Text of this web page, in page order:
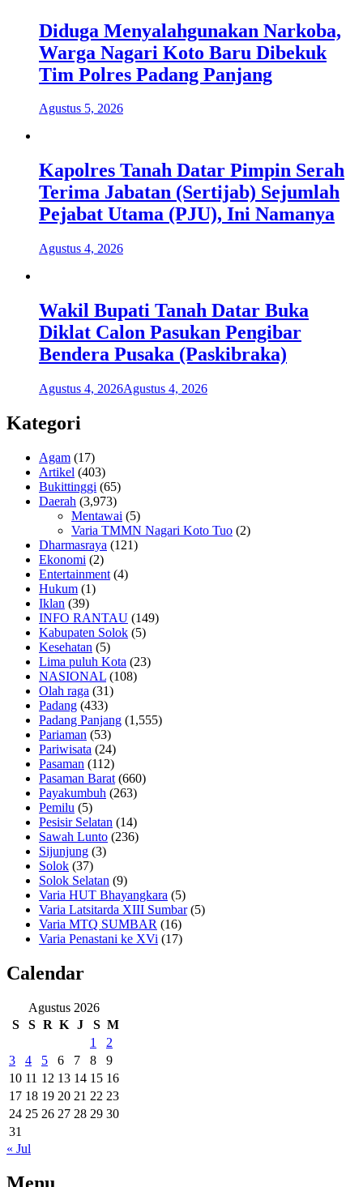
Diduga Menyalahgunakan Narkoba,
Warga Nagari Koto Baru Dibekuk
Tim Polres Padang Panjang
Agustus 5, 2026
Kapolres Tanah Datar Pimpin Serah
Terima Jabatan (Sertijab) Sejumlah
Pejabat Utama (PJU), Ini Namanya
Agustus 4, 2026
Wakil Bupati Tanah Datar Buka
Diklat Calon Pasukan Pengibar
Bendera Pusaka (Paskibraka)
Agustus 4, 2026Agustus 4, 2026
Kategori
Agam (17)
Artikel (403)
Bukittinggi (65)
Daerah (3,973)
Mentawai (5)
Varia TMMN Nagari Koto Tuo (2)
Dharmasraya (121)
Ekonomi (2)
Entertainment (4)
Hukum (1)
Iklan (39)
INFO RANTAU (149)
Kabupaten Solok (5)
Kesehatan (5)
Lima puluh Kota (23)
NASIONAL (108)
Olah raga (31)
Padang (433)
Padang Panjang (1,555)
Pariaman (53)
Pariwisata (24)
Pasaman (112)
Pasaman Barat (660)
Payakumbuh (263)
Pemilu (5)
Pesisir Selatan (14)
Sawah Lunto (236)
Sijunjung (3)
Solok (37)
Solok Selatan (9)
Varia HUT Bhayangkara (5)
Varia Latsitarda XIII Sumbar(5)
Varia MTQ SUMBAR (16)
Varia Penastani ke XVi (17)
Calendar
Agustus 2026
S
S R K J S M
1
2
3
4 5 6 7 8
9
10 11 12 13 14 15 16
17 18 19 20 21 22 23
24 25 26 27 28 29 30
31
« Jul
Menu